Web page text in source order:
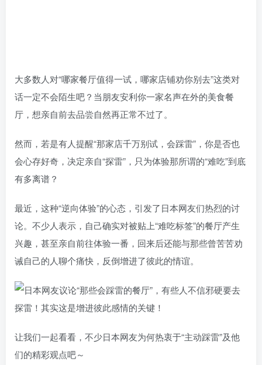
大多数人对“哪家餐厅值得一试，哪家店铺劝你别去”这类对
话一定不会陌生吧？当朋友安利你一家名声在外的美食餐
厅，想亲自前去品尝自然再正常不过了。
然而，若是有人提醒“那家店千万别试，会踩雷”，你是否也
会心存好奇，决定亲自“探雷”，只为体验那所谓的“难吃”到底
有多离谱？
最近，这种“逆向体验”的心态，引发了日本网友们热烈的讨
论。不少人表示，自己确实对被贴上“难吃标签”的餐厅产生
兴趣，甚至亲自前往体验一番，回来后还能与那些曾苦苦劝
诫自己的人聊个痛快，反倒增进了彼此的情谊。
让我们一起看看，不少日本网友为何热衷于“主动踩雷”及他
们的精彩观点吧～